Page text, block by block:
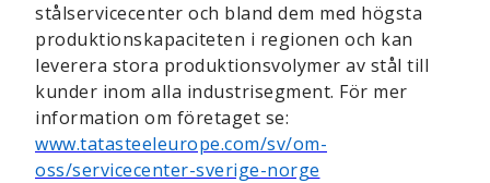
stålservicecenter och bland dem med högsta
produktionskapaciteten i regionen och kan
leverera stora produktionsvolymer av stål till
kunder inom alla industrisegment. För mer
information om företaget se:
www.tatasteeleurope.com/sv/om-
oss/servicecenter-sverige-norge